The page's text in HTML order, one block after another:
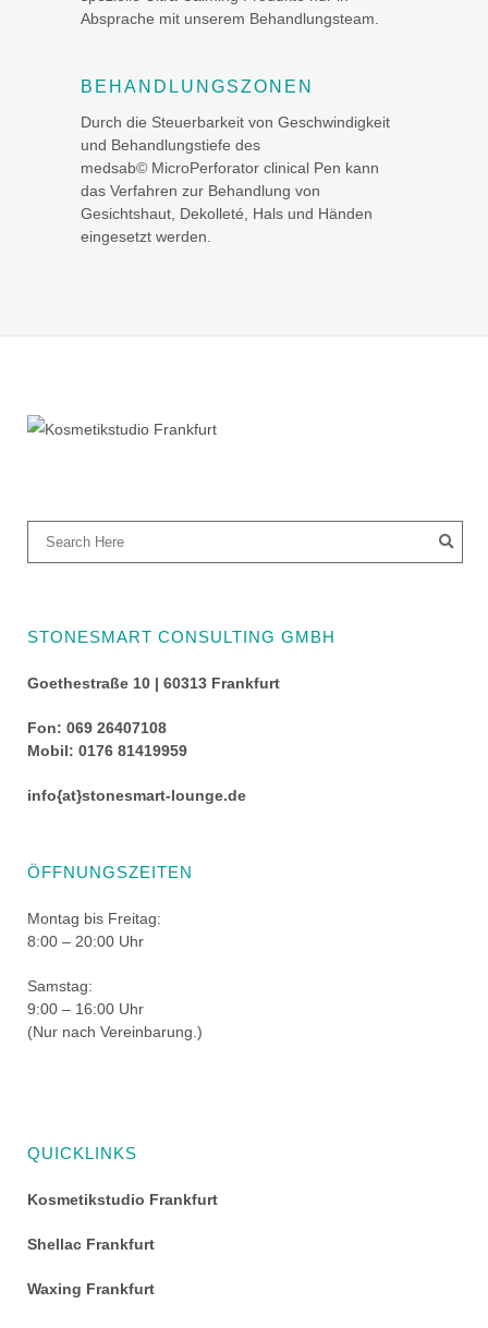
Absprache mit unserem Behandlungsteam.
BEHANDLUNGSZONEN
Durch die Steuerbarkeit von Geschwindigkeit
und Behandlungstiefe des
medsab© MicroPerforator clinical Pen kann
das Verfahren zur Behandlung von
Gesichtshaut, Dekolleté, Hals und Händen
eingesetzt werden.
STONESMART CONSULTING GMBH
Goethestraße 10 | 60313 Frankfurt
Fon: 069 26407108
Mobil: 0176 81419959
info{at}stonesmart-lounge.de
ÖFFNUNGSZEITEN
Montag bis Freitag:
8:00 – 20:00 Uhr
Samstag:
9:00 – 16:00 Uhr
(Nur nach Vereinbarung.)
QUICKLINKS
Kosmetikstudio Frankfurt
Shellac Frankfurt
Waxing Frankfurt